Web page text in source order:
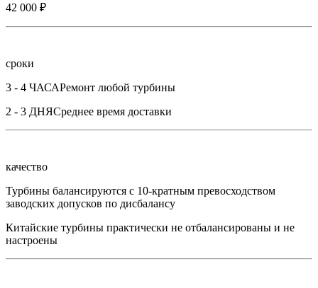
42 000 ₽
сроки
3 - 4 ЧАСАРемонт любой турбины
2 - 3 ДНЯСреднее время доставки
качество
Турбины балансируются с 10-кратным превосходством
заводских допусков по дисбалансу
Китайские турбины практически не отбалансированы и не
настроены